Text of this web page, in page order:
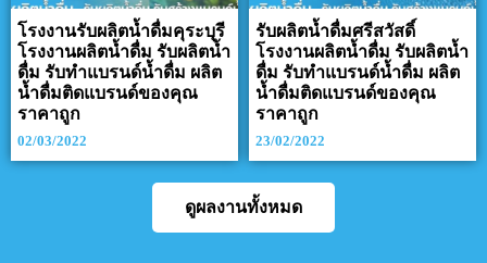
โรงงานรับผลิตน้ำดื่มคุระบุรี
โรงงานผลิตน้ำดื่ม รับผลิตน้ำ
ดื่ม รับทำแบรนด์น้ำดื่ม ผลิต
น้ำดื่มติดแบรนด์ของคุณ
ราคาถูก
02/03/2022
รับผลิตน้ำดื่มศรีสวัสดิ์
โรงงานผลิตน้ำดื่ม รับผลิตน้ำ
ดื่ม รับทำแบรนด์น้ำดื่ม ผลิต
น้ำดื่มติดแบรนด์ของคุณ
ราคาถูก
23/02/2022
ดูผลงานทั้งหมด